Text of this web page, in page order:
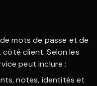
mots de passe et de
client. Selon les
peut inclure :
notes, identités et